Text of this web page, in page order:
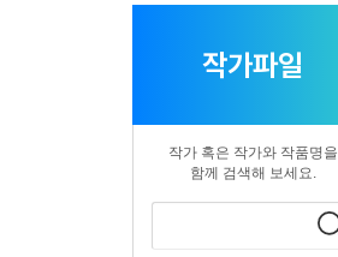
작가파일
작가 혹은 작가와 작품명을
함께 검색해 보세요.